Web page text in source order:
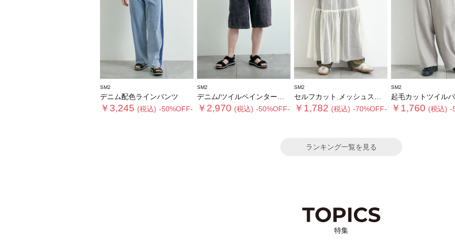
SM2
デニム配色ラインパンツ
￥3,245 (税込) -50%OFF-
SM2
デニム/ツイルペインターハーフパンツ
￥2,970 (税込) -50%OFF-
SM2
セルフカット メッシュスカート
￥1,782 (税込) -70%OFF-
SM2
起毛カットツイル
￥1,760 (税込) -
ランキング一覧を見る
特集